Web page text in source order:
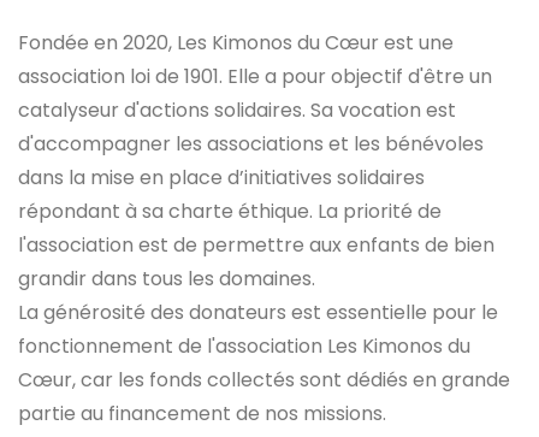
Fondée en 2020, Les Kimonos du Cœur est une
association loi de 1901. Elle a pour objectif d'être un
catalyseur d'actions solidaires. Sa vocation est
d'accompagner les associations et les bénévoles
dans la mise en place d’initiatives solidaires
répondant à sa charte éthique. La priorité de
l'association est de permettre aux enfants de bien
grandir dans tous les domaines.
La générosité des donateurs est essentielle pour le
fonctionnement de l'association Les Kimonos du
Cœur, car les fonds collectés sont dédiés en grande
partie au financement de nos missions.